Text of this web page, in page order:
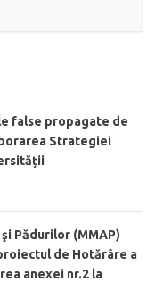
false propagate de
Strategiei
Pădurilor (MMAP)
de Hotărâre a
anexei nr.2 la